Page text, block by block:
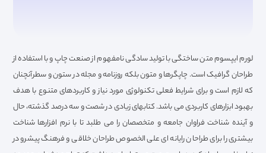
لورم ایپسوم متن ساختگی با تولید سادگی نامفهوم از صنعت چاپ و با استفاده از
طراحان گرافیک است. چاپگرها و متون بلکه روزنامه و مجله در ستون و سطرآنچنان
که لازم است و برای شرایط فعلی تکنولوژی مورد نیاز و کاربردهای متنوع با هدف
بهبود ابزارهای کاربردی می باشد. کتابهای زیادی در شصت و سه درصد گذشته، حال
و آینده شناخت فراوان جامعه و متخصصان را می طلبد تا با نرم افزارها شناخت
بیشتری را برای طراحان رایانه ای علی الخصوص طراحان خلاقی و فرهنگ پیشرو در